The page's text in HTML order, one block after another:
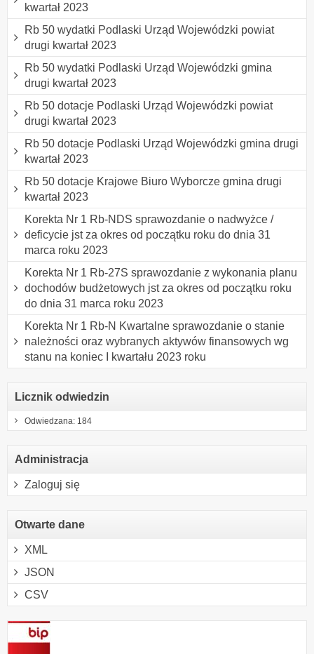
kwartał 2023
Rb 50 wydatki Podlaski Urząd Wojewódzki powiat
drugi kwartał 2023
Rb 50 wydatki Podlaski Urząd Wojewódzki gmina
drugi kwartał 2023
Rb 50 dotacje Podlaski Urząd Wojewódzki powiat
drugi kwartał 2023
Rb 50 dotacje Podlaski Urząd Wojewódzki gmina drugi
kwartał 2023
Rb 50 dotacje Krajowe Biuro Wyborcze gmina drugi
kwartał 2023
Korekta Nr 1 Rb-NDS sprawozdanie o nadwyżce /
deficycie jst za okres od początku roku do dnia 31
marca roku 2023
Korekta Nr 1 Rb-27S sprawozdanie z wykonania planu
dochodów budżetowych jst za okres od początku roku
do dnia 31 marca roku 2023
Korekta Nr 1 Rb-N Kwartalne sprawozdanie o stanie
należności oraz wybranych aktywów finansowych wg
stanu na koniec I kwartału 2023 roku
Licznik odwiedzin
Odwiedzana: 184
Administracja
Zaloguj się
Otwarte dane
XML
JSON
CSV